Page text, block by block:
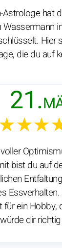
Astrologe hat
Wassermann
Hier
die du auf
21.
bist du auf
für ein Hobby,
dir